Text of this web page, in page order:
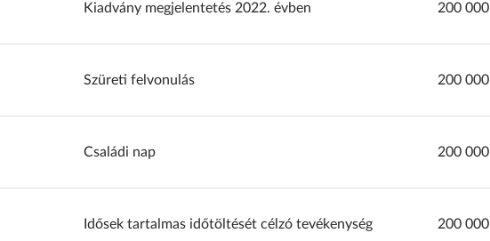
Kiadvány megjelentetés 2022. évben 200 000
Szüreti felvonulás 200 000
Családi nap 200 000
Idősek tartalmas időtöltését célzó tevékenység 200 000